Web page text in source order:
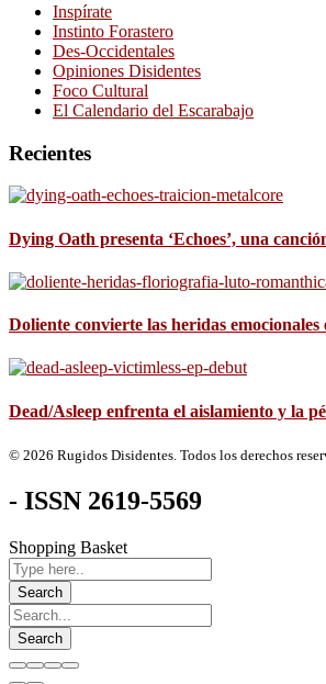
Inspírate
Instinto Forastero
Des-Occidentales
Opiniones Disidentes
Foco Cultural
El Calendario del Escarabajo
Recientes
Dying Oath presenta ‘Echoes’, una
Doliente convierte las heridas
Dead/Asleep enfrenta el aislamiento y la
© 2026 Rugidos Disidentes. Todos los derechos
- ISSN 2619-5569
Shopping Basket